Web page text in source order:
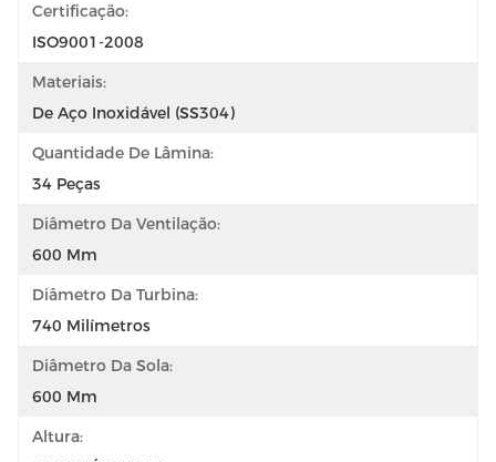
Certificação:
ISO9001-2008
Materiais:
De Aço Inoxidável (SS304)
Quantidade De Lâmina:
34 Peças
Diâmetro Da Ventilação:
600 Mm
Diâmetro Da Turbina:
740 Milímetros
Diâmetro Da Sola:
600 Mm
Altura: